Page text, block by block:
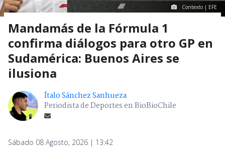
Contexto | EFE
Mandamás de la Fórmula 1
confirma diálogos para otro GP en
Sudamérica: Buenos Aires se
ilusiona
Ítalo Sánchez Sanhueza
Periodista de Deportes en BioBioChile
Sábado 08 Agosto, 2026 | 13:42